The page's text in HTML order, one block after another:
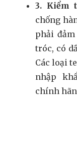
3. Kiểm
chống
phải
tróc, có
Các loại
nhập
chính